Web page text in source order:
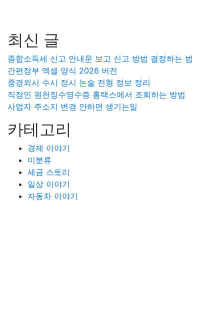
최신 글
종합소득세 신고 안내문 보고 신고 방법 결정하는 법
간편장부 엑셀 양식 2026 버전
중경외시 수시 정시 논술 전형 정보 정리
직장인 원천징수영수증 홈택스에서 조회하는 방법
사업자 주소지 변경 안하면 생기는일
카테고리
경제 이야기
미분류
세금 스토리
일상 이야기
자동차 이야기